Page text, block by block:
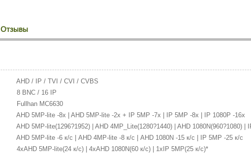
Отзывы
AHD / IP / TVI / CVI / CVBS
8 BNC / 16 IP
Fullhan MC6630
AHD 5MP-lite -8x | AHD 5MP-lite -2x + IP 5MP -7x | IP 5MP -8x | IP 1080P -16x
AHD 5MP-lite(1296?1952) | AHD 4MP_Lite(1280?1440) | AHD 1080N(960?1080) |
AHD 5MP-lite -6 к/с | AHD 4MP-lite -8 к/с | AHD 1080N -15 к/с | IP 5MP -25 к/с
4xAHD 5MP-lite(24 к/с) | 4xAHD 1080N(60 к/с) | 1xIP 5MP(25 к/с)*